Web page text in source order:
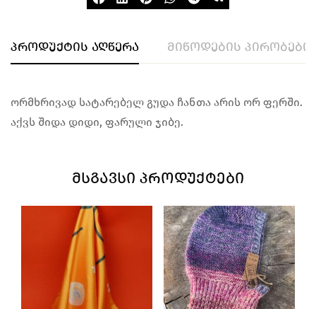
პროდუქტის აღწერა მიწოდების პირობები
ორმხრივად სატარებელ გუდა ჩანთა არის ორ ფერში.
აქვს შიდა დიდი, ფარული ჯიბე.
ᲛᲡᲒᲐᲕᲡᲘ ᲞᲠᲝᲓᲣᲥᲢᲔᲑᲘ